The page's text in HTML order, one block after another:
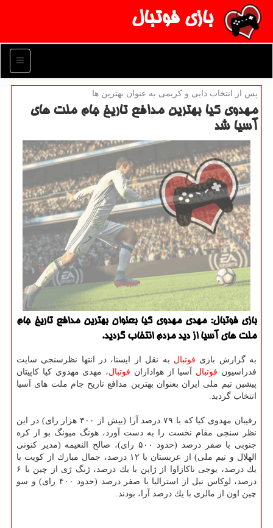
بازی فوتبال
منو
پس از انتخاب دایی و كریمی به عنوان بهترین ها
مهدوی كیا بهترین مدافع تاریخ جام ملت های
آسیا شد
بازی فوتبال: مهدی مهدوی كیا بعنوان بهترین مدافع تاریخ جام
ملت های آسیا از دید مردم انتخاب گردید.
به گزارش بازی فوتبال به نقل از ایسنا، در انتها نظرسنجی سایت
فدراسیون فوتبال آسیا از هواداران فوتبال، مهدی مهدوی كیا كاپیتان
پیشین تیم ملی ایران بعنوان بهترین مدافع تاریخ جام ملت های آسیا
انتخاب گردید.
رقیبان مهدوی كیا كه با ۷۹ درصد آرا (بیش از ۳۰۰ هزار رای) در این
نظر سنجی مقام نخست را به دست آورد، هونگ میونگ بو از كره
جنوبی با صفر درصد (حدود ۵۰۰ رای)، صالح النعیمه (مدیر كنونی
الهلال و تیم ملی) از عربستان با ۱۲ درصد، جمال مبارك از كویت با
یك درصد، یوجی ناكازاوا از ژاپن با یك درصد، ژنگ ژی از چین با ۶
درصد، لوكاس نیل از استرالیا با صفر درصد (حدود ۴۰۰ رای) و سو
چین اون از مالزی با یك درصد آرا، بودند.